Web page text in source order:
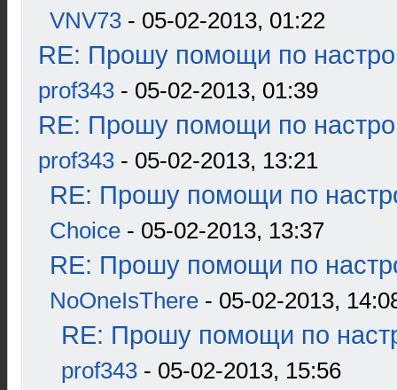
VNV73 - 05-02-2013, 01:22
RE: Прошу помощи по
prof343 - 05-02-2013, 01:39
RE: Прошу помощи по
prof343 - 05-02-2013, 13:21
RE: Прошу помощи по
Choice - 05-02-2013, 13:37
RE: Прошу помощи по
NoOneIsThere - 05-02-2013,
RE: Прошу помощи по
prof343 - 05-02-2013, 15:56